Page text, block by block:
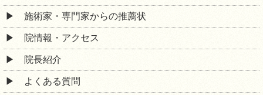
施術家・専門家からの推薦状
院情報・アクセス
院長紹介
よくある質問